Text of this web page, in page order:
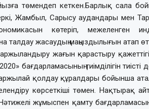
төмендеп кеткен.Барлық сала
Жамбыл, Сарысу аудандары мен
көтеріп, межеленген
талдау жасаудың маңыздылығын атап
жағын қарастыру
бағдарламасының тиімділігін
қолдау құралдары бойынша
көрсеткіші төмен. Нақтырақ
жұмыспен қамту